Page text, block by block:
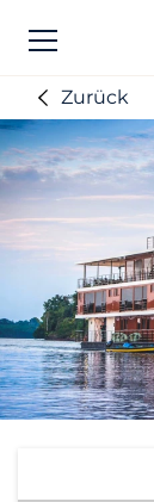
Zurück